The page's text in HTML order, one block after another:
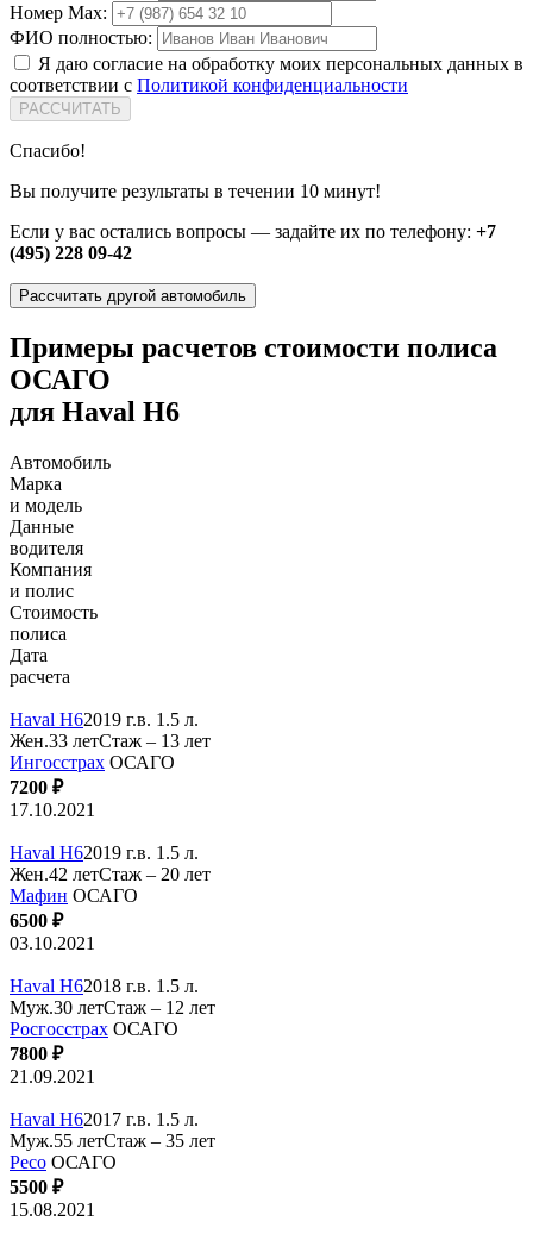
Номер Max:
ФИО полностью:
Я даю согласие на обработку моих персональных данных в
соответствии с Политикой конфиденциальности
РАССЧИТАТЬ
Спасибо!
Вы получите результаты в течении 10 минут!
Если у вас остались вопросы — задайте их по телефону: +7
(495) 228 09-42
Рассчитать другой автомобиль
Примеры расчетов стоимости полиса
ОСАГО
для Haval H6
Автомобиль
Марка
и модель
Данные
водителя
Компания
и полис
Стоимость
полиса
Дата
расчета
Haval H62019 г.в. 1.5 л.
Жен.33 летСтаж – 13 лет
Ингосстрах ОСАГО
7200 ₽
17.10.2021
Haval H62019 г.в. 1.5 л.
Жен.42 летСтаж – 20 лет
Мафин ОСАГО
6500 ₽
03.10.2021
Haval H62018 г.в. 1.5 л.
Муж.30 летСтаж – 12 лет
Росгосстрах ОСАГО
7800 ₽
21.09.2021
Haval H62017 г.в. 1.5 л.
Муж.55 летСтаж – 35 лет
Ресо ОСАГО
5500 ₽
15.08.2021